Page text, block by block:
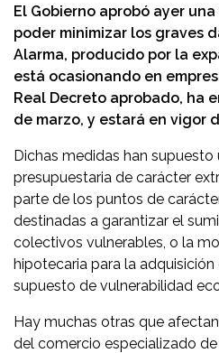
El Gobierno aprobó ayer
poder minimizar los graves
Alarma, producido por la
está ocasionando en
Real Decreto aprobado, ha
de marzo, y estará en vigor
Dichas medidas han
presupuestaria de carácter
parte de los puntos de
destinadas a garantizar el
colectivos vulnerables, o la
hipotecaria para la
supuesto de vulnerabilidad
Hay muchas otras que
del comercio especializado